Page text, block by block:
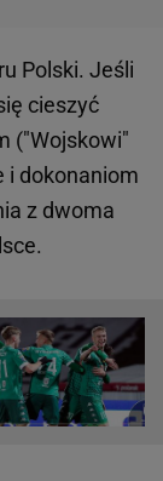
Polski. Jeśli
cieszyć
("Wojskowi"
i dokonaniom
z dwoma